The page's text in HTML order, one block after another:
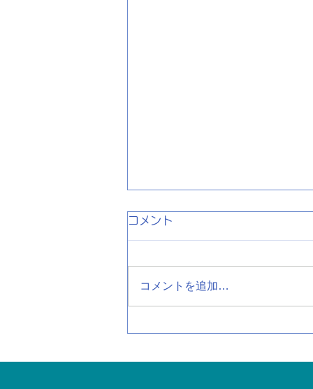
【夏の食中毒に注意】今、話
コメント
コメントを追加…